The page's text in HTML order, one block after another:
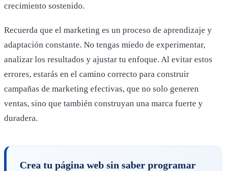
crecimiento sostenido.
Recuerda que el marketing es un proceso de aprendizaje y
adaptación constante. No tengas miedo de experimentar,
analizar los resultados y ajustar tu enfoque. Al evitar estos
errores, estarás en el camino correcto para construir
campañas de marketing efectivas, que no solo generen
ventas, sino que también construyan una marca fuerte y
duradera.
Crea tu página web sin saber programar